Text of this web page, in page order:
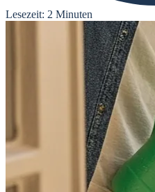
Lesezeit: 2 Minuten